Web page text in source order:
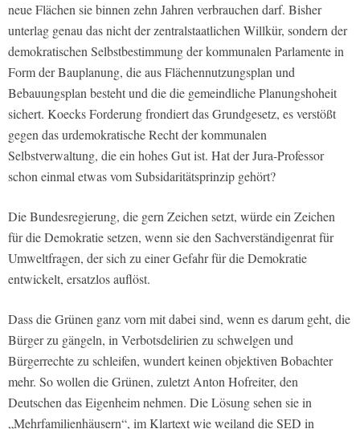
neue Flächen sie binnen zehn Jahren verbrauchen darf. Bisher
unterlag genau das nicht der zentralstaatlichen Willkür, sondern der
demokratischen Selbstbestimmung der kommunalen Parlamente in
Form der Bauplanung, die aus Flächennutzungsplan und
Bebauungsplan besteht und die die gemeindliche Planungshoheit
sichert. Koecks Forderung frondiert das Grundgesetz, es verstößt
gegen das urdemokratische Recht der kommunalen
Selbstverwaltung, die ein hohes Gut ist. Hat der Jura-Professor
schon einmal etwas vom Subsidaritätsprinzip gehört?
Die Bundesregierung, die gern Zeichen setzt, würde ein Zeichen
für die Demokratie setzen, wenn sie den Sachverständigenrat für
Umweltfragen, der sich zu einer Gefahr für die Demokratie
entwickelt, ersatzlos auflöst.
Dass die Grünen ganz vorn mit dabei sind, wenn es darum geht, die
Bürger zu gängeln, in Verbotsdelirien zu schwelgen und
Bürgerrechte zu schleifen, wundert keinen objektiven Bobachter
mehr. So wollen die Grünen, zuletzt Anton Hofreiter, den
Deutschen das Eigenheim nehmen. Die Lösung sehen sie in
„Mehrfamilienhäusern“, im Klartext wie weiland die SED in